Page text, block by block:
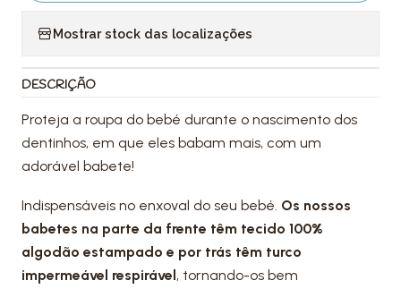
Mostrar stock das localizações
DESCRIÇÃO
Proteja a roupa do bebé durante o nascimento dos
dentinhos, em que eles babam mais, com um
adorável babete!
Indispensáveis no enxoval do seu bebé. Os nossos
babetes na parte da frente têm tecido 100%
algodão estampado e por trás têm turco
impermeável respirável, tornando-os bem